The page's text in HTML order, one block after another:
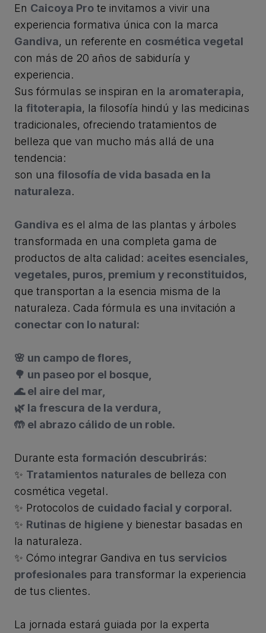
En Caicoya Pro te invitamos a vivir una
experiencia formativa única con la marca
Gandiva, un referente en cosmética vegetal
con más de 20 años de sabiduría y
experiencia.
Sus fórmulas se inspiran en la aromaterapia,
la fitoterapia, la filosofía hindú y las medicinas
tradicionales, ofreciendo tratamientos de
belleza que van mucho más allá de una
tendencia:
son una filosofía de vida basada en la
naturaleza.
Gandiva es el alma de las plantas y árboles
transformada en una completa gama de
productos de alta calidad: aceites esenciales,
vegetales, puros, premium y reconstituidos,
que transportan a la esencia misma de la
naturaleza. Cada fórmula es una invitación a
conectar con lo natural:
🌸 un campo de flores,
🌳 un paseo por el bosque,
🌊 el aire del mar,
🌿 la frescura de la verdura,
🤲 el abrazo cálido de un roble.
Durante esta formación descubrirás:
✨ Tratamientos naturales de belleza con
cosmética vegetal.
✨ Protocolos de cuidado facial y corporal.
✨ Rutinas de higiene y bienestar basadas en
la naturaleza.
✨ Cómo integrar Gandiva en tus servicios
profesionales para transformar la experiencia
de tus clientes.
La jornada estará guiada por la experta